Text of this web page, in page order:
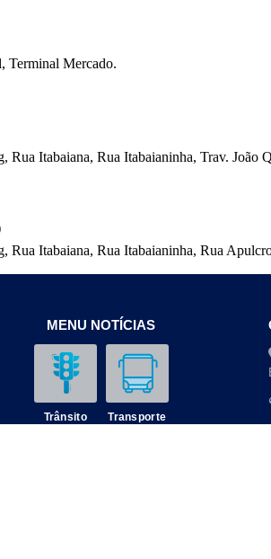
Terminal Mercado.
Itabaiana, Rua Itabaianinha, Trav. João
Itabaiana, Rua Itabaianinha, Rua
MENU NOTÍCIAS
Trânsito Transporte